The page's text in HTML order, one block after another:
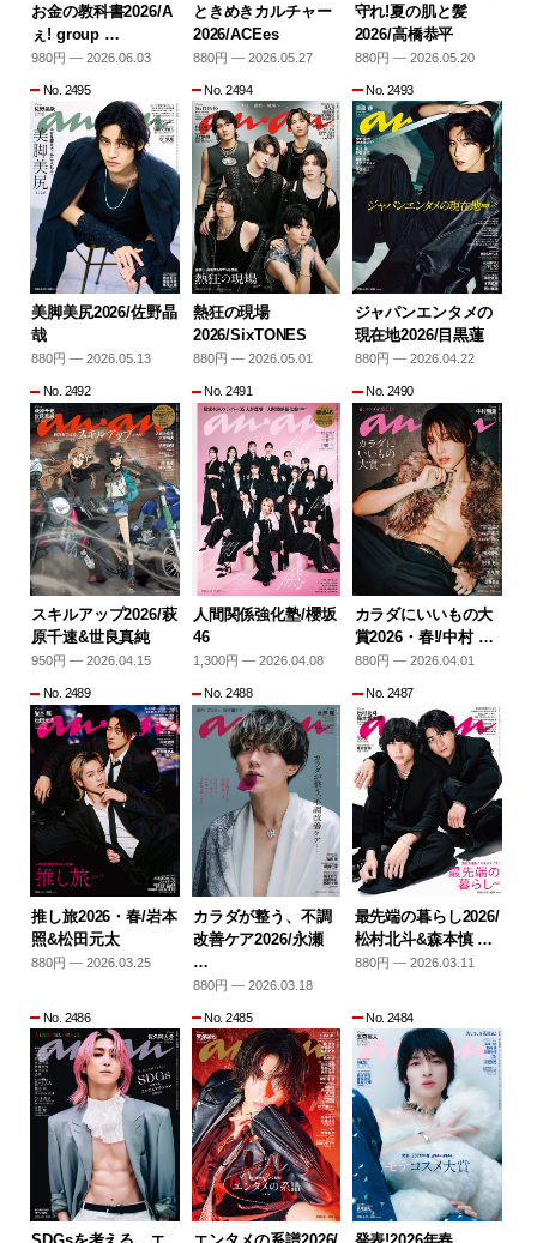
お金の教科書2026/A
ぇ! group …
980円 — 2026.06.03
ときめきカルチャー
2026/ACEes
880円 — 2026.05.27
守れ!夏の肌と髪
2026/高橋恭平
880円 — 2026.05.20
No. 2495
美脚美尻2026/佐野晶
哉
880円 — 2026.05.13
No. 2494
熱狂の現場
2026/SixTONES
880円 — 2026.05.01
No. 2493
ジャパンエンタメの
現在地2026/目黒蓮
880円 — 2026.04.22
No. 2492
スキルアップ2026/萩
原千速&世良真純
950円 — 2026.04.15
No. 2491
人間関係強化塾/櫻坂
46
1,300円 — 2026.04.08
No. 2490
カラダにいいもの大
賞2026・春!/中村 …
880円 — 2026.04.01
No. 2489
推し旅2026・春/岩本
照&松田元太
880円 — 2026.03.25
No. 2488
カラダが整う、不調
改善ケア2026/永瀬
…
880円 — 2026.03.18
No. 2487
最先端の暮らし2026/
松村北斗&森本慎 …
880円 — 2026.03.11
No. 2486 No. 2485 No. 2484